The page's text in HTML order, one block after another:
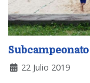
22 Julio 2019